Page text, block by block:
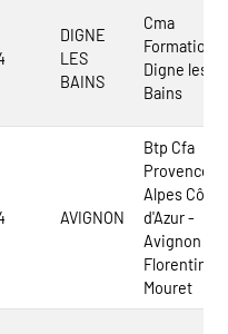
DIGNE
LES
BAINS
Cma
Formation
Digne les
Bains
AVIGNON
Btp Cfa
Provence
Alpes Côte
d'Azur -
Avignon
Florentin
Mouret